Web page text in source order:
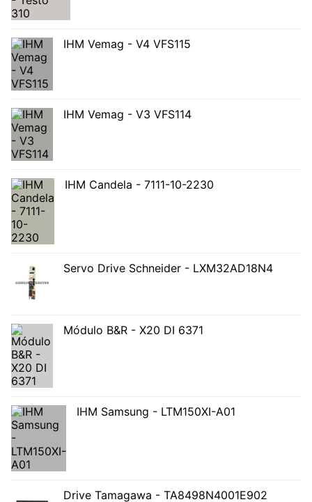
IHM Vemag - V4 VFS115
IHM Vemag - V3 VFS114
IHM Candela - 7111-10-2230
Servo Drive Schneider - LXM32AD18N4
Módulo B&R - X20 DI 6371
IHM Samsung - LTM150XI-A01
Drive Tamagawa - TA8498N4001E902